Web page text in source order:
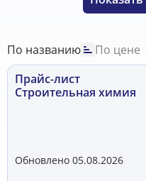
По названию
По цене
Прайс-лист
Строительная химия
Обновлено 05.08.2026